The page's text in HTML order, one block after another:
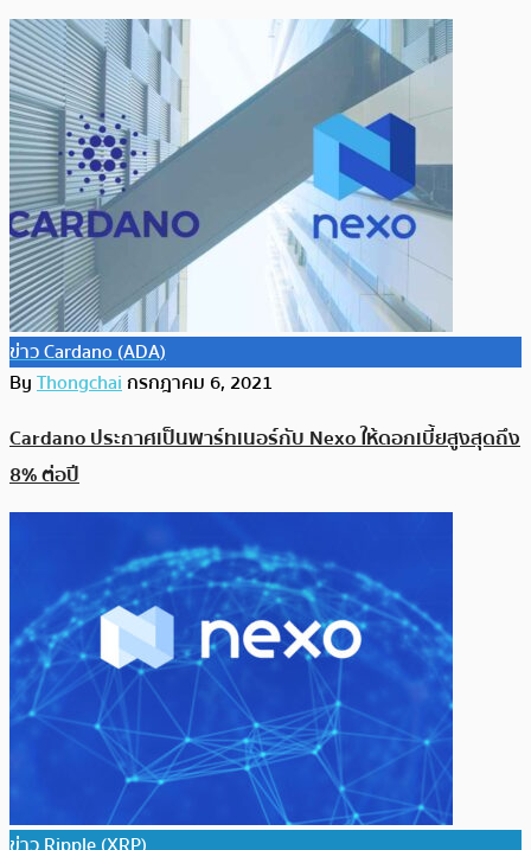
ข่าว Cardano (ADA)
ByThongchaiกรกฎาคม 6, 2021
Cardano ประกาศเป็นพาร์ทเนอร์กับ Nexo ให้ดอกเบี้ยสูงสุดถึง
8% ต่อปี